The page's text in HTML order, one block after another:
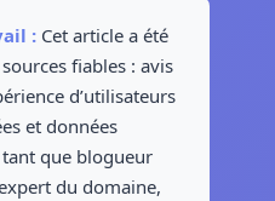
: Cet article a été
fiables : avis
d’utilisateurs
et données
que blogueur
du domaine,